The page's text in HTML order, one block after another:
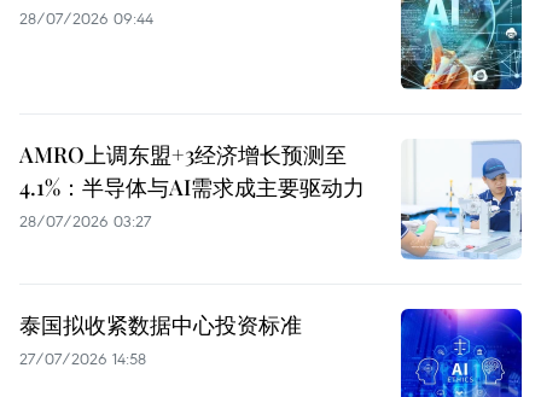
28/07/2026 09:44
AMRO上调东盟+3经济增长预测至
4.1%：半导体与AI需求成主要驱动力
28/07/2026 03:27
泰国拟收紧数据中心投资标准
27/07/2026 14:58